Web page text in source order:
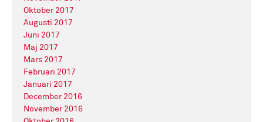
Oktober 2017
Augusti 2017
Juni 2017
Maj 2017
Mars 2017
Februari 2017
Januari 2017
December 2016
November 2016